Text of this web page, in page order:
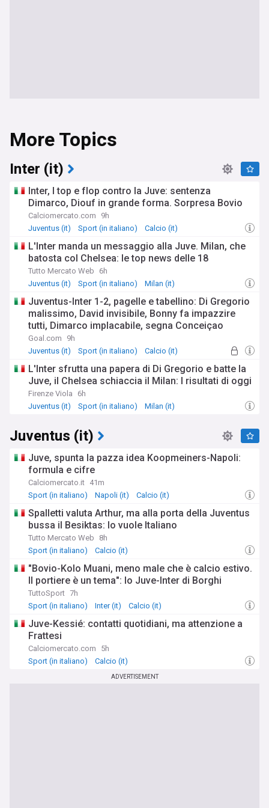
More Topics
Inter (it)
Inter, I top e flop contro la Juve: sentenza
Dimarco, Diouf in grande forma. Sorpresa Bovio
Calciomercato.com
9h
Juventus (it)
Sport (in italiano) Calcio (it)
L'Inter manda un messaggio alla Juve. Milan, che
batosta col Chelsea: le top news delle 18
Tutto Mercato Web
6h
Juventus (it)
Sport (in italiano) Milan (it)
Juventus-Inter 1-2, pagelle e tabellino: Di Gregorio
malissimo, David invisibile, Bonny fa impazzire
tutti, Dimarco implacabile, segna Conceiçao
Goal.com
9h
Juventus (it)
Sport (in italiano) Calcio (it)
L'Inter sfrutta una papera di Di Gregorio e batte la
Juve, il Chelsea schiaccia il Milan: I risultati di oggi
Firenze Viola
6h
Juventus (it)
Sport (in italiano) Milan (it)
Juventus (it)
Juve, spunta la pazza idea Koopmeiners-Napoli:
formula e cifre
Calciomercato.it 41m
Sport (in italiano)
Napoli (it) Calcio (it)
Spalletti valuta Arthur, ma alla porta della Juventus
bussa il Besiktas: lo vuole Italiano
Tutto Mercato Web
8h
Sport (in italiano)
Calcio (it)
"Bovio-Kolo Muani, meno male che è calcio estivo.
Il portiere è un tema": lo Juve-Inter di Borghi
TuttoSport 7h
Sport (in italiano)
Inter (it) Calcio (it)
Juve-Kessié: contatti quotidiani, ma attenzione a
Frattesi
Calciomercato.com
5h
Sport (in italiano)
Calcio (it)
ADVERTISEMENT